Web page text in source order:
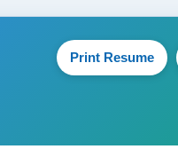
Print Resume